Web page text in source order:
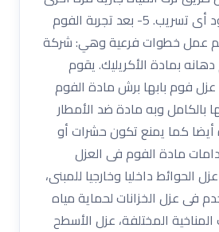
للتأكد من عدم وجود أى تسريب. 5- بعد تجربة الفوم
يتم عمل خطوات فرعية وهي: شركة
بمادة الأكريليك. يقوم
فوم بابها برش مادة الفوم
بالكامل وبه مادة ضد الأمطار
أيضا كما يمنع تكون حشرات أو
مادة الفوم فى العزل
الحوائط داخليا وخارجيا للمبنى،
فى عزل الخزانات لحماية مياه
المناخية المختلفة، عزل الأسطح